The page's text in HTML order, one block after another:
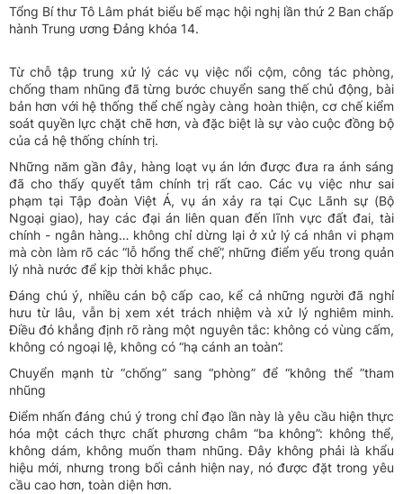
Tổng Bí thư Tô Lâm phát biểu bế mạc hội nghị lần thứ 2 Ban chấp
hành Trung ương Đảng khóa 14.
Từ chỗ tập trung xử lý các vụ việc nổi cộm, công tác phòng,
chống tham nhũng đã từng bước chuyển sang thế chủ động, bài
bản hơn với hệ thống thể chế ngày càng hoàn thiện, cơ chế kiểm
soát quyền lực chặt chẽ hơn, và đặc biệt là sự vào cuộc đồng bộ
của cả hệ thống chính trị.
Những năm gần đây, hàng loạt vụ án lớn được đưa ra ánh sáng
đã cho thấy quyết tâm chính trị rất cao. Các vụ việc như sai
phạm tại Tập đoàn Việt Á, vụ án xảy ra tại Cục Lãnh sự (Bộ
Ngoại giao), hay các đại án liên quan đến lĩnh vực đất đai, tài
chính - ngân hàng… không chỉ dừng lại ở xử lý cá nhân vi phạm
mà còn làm rõ các “lỗ hổng thể chế”, những điểm yếu trong quản
lý nhà nước để kịp thời khắc phục.
Đáng chú ý, nhiều cán bộ cấp cao, kể cả những người đã nghỉ
hưu từ lâu, vẫn bị xem xét trách nhiệm và xử lý nghiêm minh.
Điều đó khẳng định rõ ràng một nguyên tắc: không có vùng cấm,
không có ngoại lệ, không có “hạ cánh an toàn”.
Chuyển mạnh từ “chống” sang “phòng” để “không thể ”tham
nhũng
Điểm nhấn đáng chú ý trong chỉ đạo lần này là yêu cầu hiện thực
hóa một cách thực chất phương châm “ba không”: không thể,
không dám, không muốn tham nhũng. Đây không phải là khẩu
hiệu mới, nhưng trong bối cảnh hiện nay, nó được đặt trong yêu
cầu cao hơn, toàn diện hơn.